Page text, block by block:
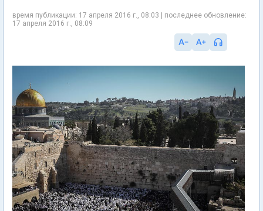
время публикации: 17 апреля 2016 г., 08:03 | последнее обновление:
17 апреля 2016 г., 08:09